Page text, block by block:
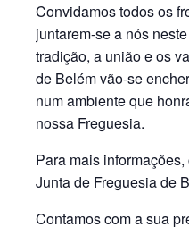
Convidamos todos os
juntarem-se a nós
tradição, a união e os
de Belém vão-se
num ambiente que
nossa Freguesia.
Para mais
Junta de Freguesia de
Contamos com a sua